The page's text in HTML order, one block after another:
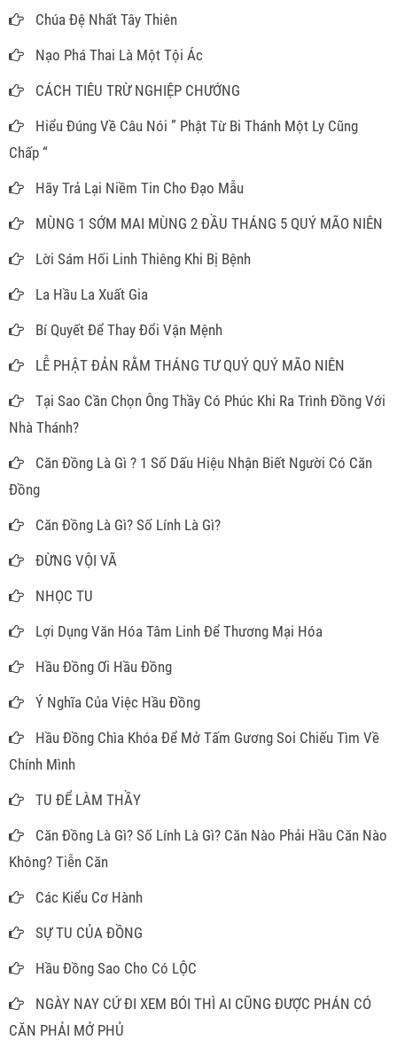
Chúa Đệ Nhất Tây Thiên
Nạo Phá Thai Là Một Tội Ác
CÁCH TIÊU TRỪ NGHIỆP CHƯỚNG
Hiểu Đúng Về Câu Nói ” Phật Từ Bi Thánh Một Ly Cũng
Chấp “
Hãy Trả Lại Niềm Tin Cho Đạo Mẫu
MÙNG 1 SỚM MAI MÙNG 2 ĐẦU THÁNG 5 QUÝ MÃO NIÊN
Lời Sám Hối Linh Thiêng Khi Bị Bệnh
La Hầu La Xuất Gia
Bí Quyết Để Thay Đổi Vận Mệnh
LỄ PHẬT ĐẢN RẰM THÁNG TƯ QUÝ QUÝ MÃO NIÊN
Tại Sao Cần Chọn Ông Thầy Có Phúc Khi Ra Trình Đồng Với
Nhà Thánh?
Căn Đồng Là Gì ? 1 Số Dấu Hiệu Nhận Biết Người Có Căn
Đồng
Căn Đồng Là Gì? Số Lính Là Gì?
ĐỪNG VỘI VÃ
NHỌC TU
Lợi Dụng Văn Hóa Tâm Linh Để Thương Mại Hóa
Hầu Đồng Ơi Hầu Đồng
Ý Nghĩa Của Việc Hầu Đồng
Hầu Đồng Chìa Khóa Để Mở Tấm Gương Soi Chiếu Tìm Về
Chính Mình
TU ĐỂ LÀM THẦY
Căn Đồng Là Gì? Số Lính Là Gì? Căn Nào Phải Hầu Căn Nào
Không? Tiễn Căn
Các Kiểu Cơ Hành
SỰ TU CỦA ĐỒNG
Hầu Đồng Sao Cho Có LỘC
NGÀY NAY CỨ ĐI XEM BÓI THÌ AI CŨNG ĐƯỢC PHÁN CÓ
CĂN PHẢI MỞ PHỦ